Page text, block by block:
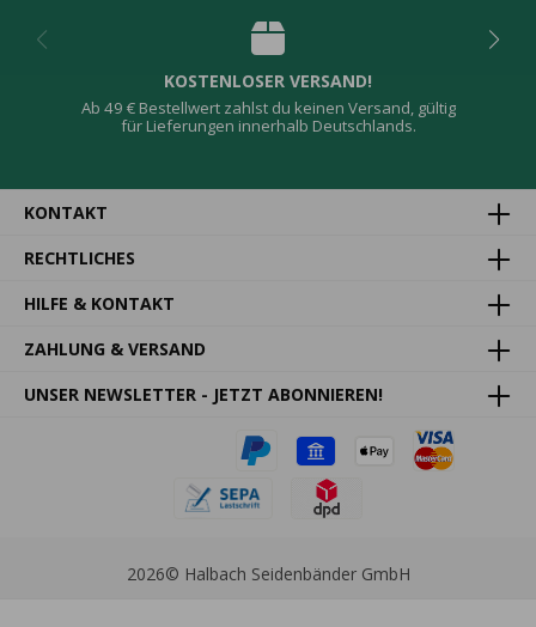
KOSTENLOSER VERSAND!
Ab 49 € Bestellwert zahlst du keinen Versand, gültig
für Lieferungen innerhalb Deutschlands.
KONTAKT
RECHTLICHES
HILFE & KONTAKT
ZAHLUNG & VERSAND
UNSER NEWSLETTER - JETZT ABONNIEREN!
2026© Halbach Seidenbänder GmbH